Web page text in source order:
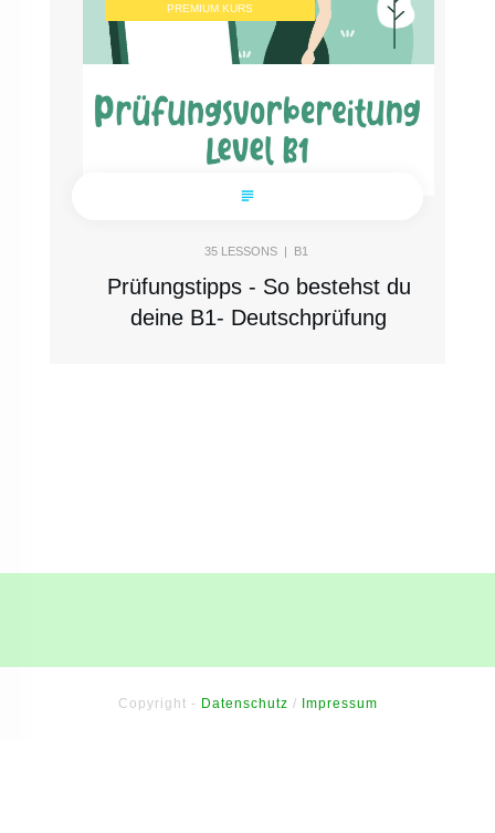
PREMIUM KURS
35 LESSONS | B1
Prüfungstipps - So bestehst du
deine B1- Deutschprüfung
Copyright - Datenschutz / Impressum